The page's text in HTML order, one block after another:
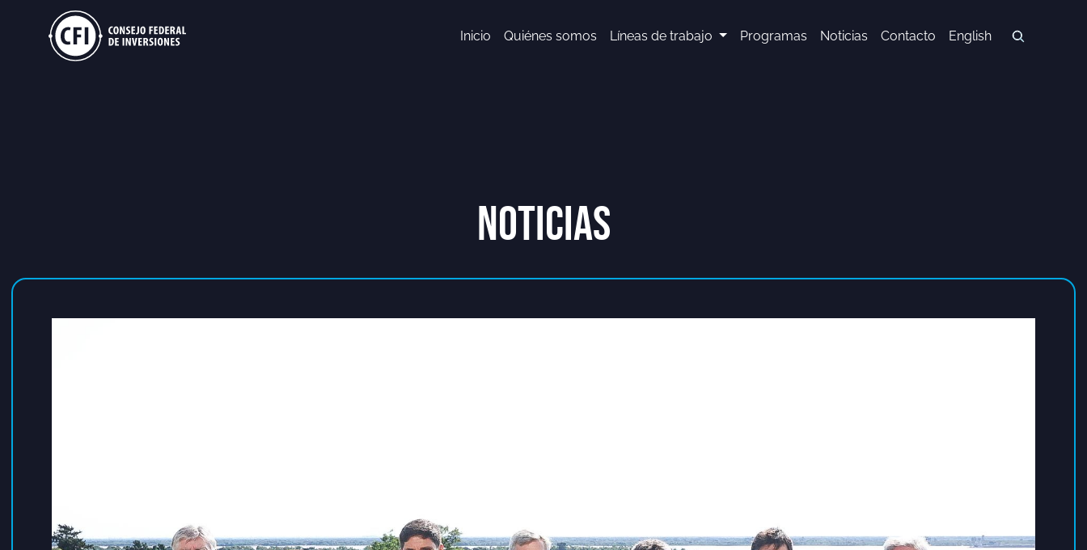
Inicio Quiénes somos Líneas de trabajo Programas Noticias Contacto English
NOTICIAS